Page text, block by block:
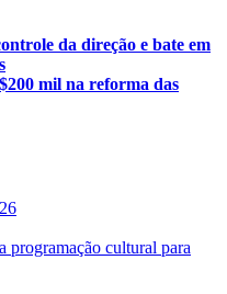
da direção e bate em
mil na reforma das
programação cultural para